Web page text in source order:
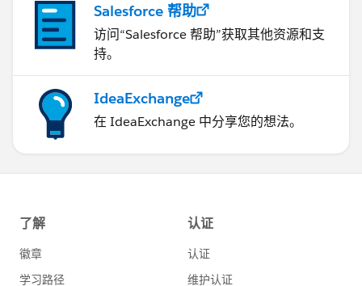
Salesforce 帮助
访问“Salesforce 帮助”获取其他资源和支
持。
IdeaExchange
在 IdeaExchange 中分享您的想法。